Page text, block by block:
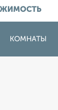
КОМНАТЫ